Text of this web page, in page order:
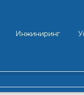
Инжиниринг